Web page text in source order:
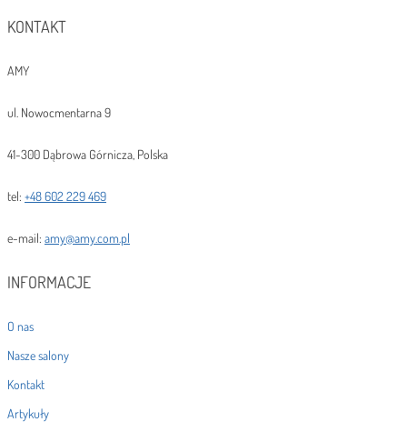
KONTAKT
AMY
ul. Nowocmentarna 9
41-300 Dąbrowa Górnicza, Polska
tel: +48 602 229 469
e-mail: amy@amy.com.pl
INFORMACJE
O nas
Nasze salony
Kontakt
Artykuły